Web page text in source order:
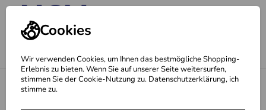
Cookies
Wir verwenden Cookies, um Ihnen das bestmögliche Shopping-
Erlebnis zu bieten. Wenn Sie auf unserer Seite weitersurfen,
stimmen Sie der Cookie-Nutzung zu. Datenschutzerklärung, ich
stimme zu.
Tages- & Nachtpflege